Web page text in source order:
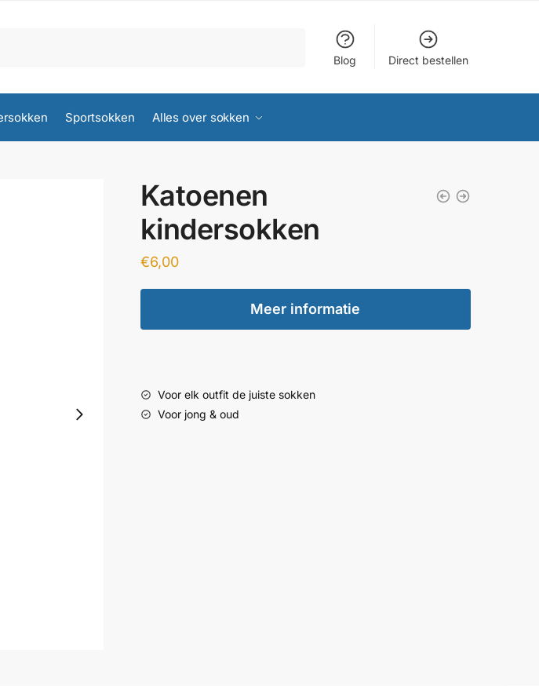
Blog Direct bestellen
Sportsokken Alles over sokken
Katoenen
kindersokken
€6,00
Meer informatie
Voor elk outfit de juiste sokken
Voor jong & oud